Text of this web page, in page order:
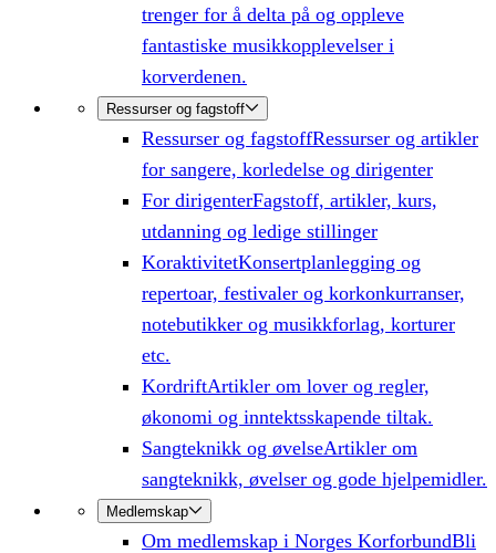
trenger for å delta på og oppleve
fantastiske musikkopplevelser i
korverdenen.
Ressurser og fagstoff
Ressurser og fagstoffRessurser og artikler
for sangere, korledelse og dirigenter
For dirigenterFagstoff, artikler, kurs,
utdanning og ledige stillinger
KoraktivitetKonsertplanlegging og
repertoar, festivaler og korkonkurranser,
notebutikker og musikkforlag, korturer
etc.
KordriftArtikler om lover og regler,
økonomi og inntektsskapende tiltak.
Sangteknikk og øvelseArtikler om
sangteknikk, øvelser og gode hjelpemidler.
Medlemskap
Om medlemskap i Norges KorforbundBli